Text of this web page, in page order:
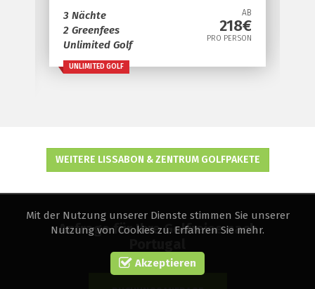
PRO PERSON
kostenlos Golf
UNLIMITED GOLF
WEITERE LISSABON & ZENTRUM GOLFPAKETE
Anfrage für Ihre Golfreise nach
Mit der Nutzung unserer Dienste stimmen Sie unserer
Nutzung von Cookies zu. Erfahren Sie mehr.
Akzeptieren